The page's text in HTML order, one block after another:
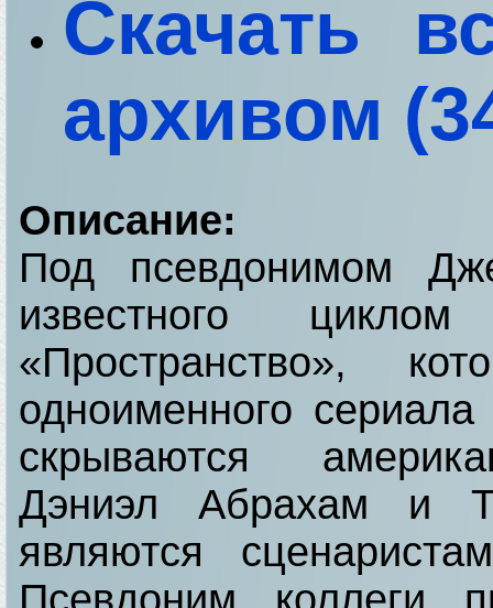
Скачать
архивом
Описание:
Под псевдонимом
известного
«Пространство»,
одноименного
скрываются
Дэниэл Абрахам и
являются